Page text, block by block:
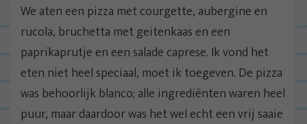
We aten een pizza met courgette, aubergine en
rucola, bruchetta met geitenkaas en een
paprikaprutje en een salade caprese. Ik vond het
eten niet heel speciaal, moet ik toegeven. De pizza
was behoorlijk blanco; alle ingrediënten waren heel
puur, maar daardoor was het wel echt een vrij saaie